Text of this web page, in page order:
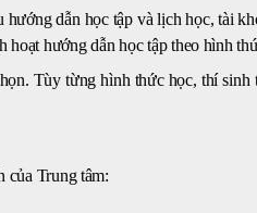
dẫn học tập và lịch học, tài
hướng dẫn học tập theo hình
Tùy từng hình thức học, thí sinh
của Trung tâm: